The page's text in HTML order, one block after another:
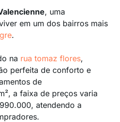
, uma
em um dos bairros mais
.
na rua tomaz flores,
perfeita de conforto e
de
a faixa de preços varia
atendendo a